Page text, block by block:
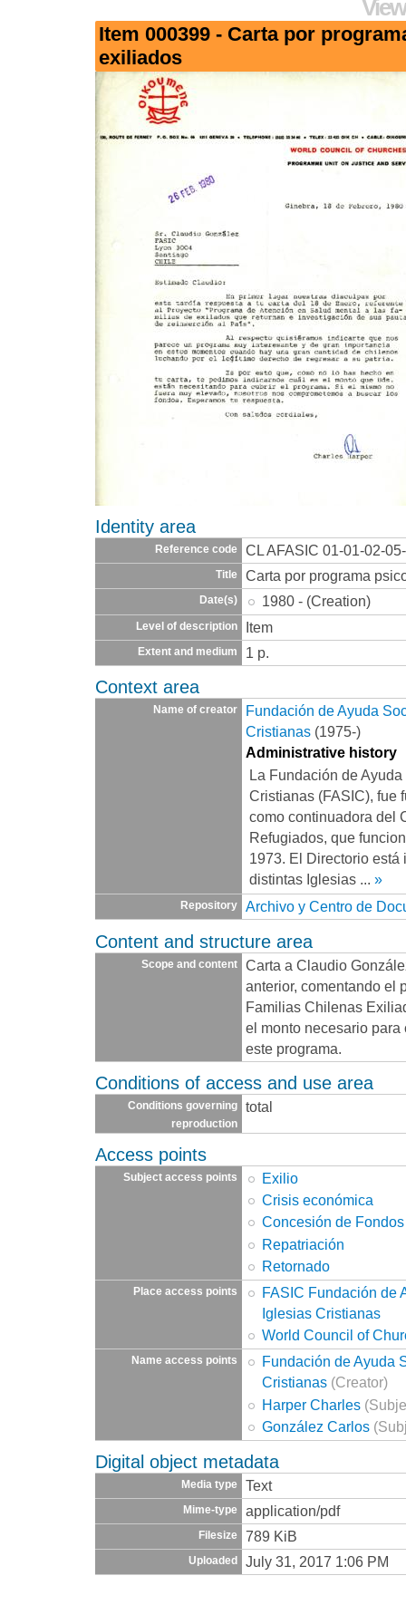
Item 000399 - Carta por
exiliados
Identity area
Reference code CL AFASIC 01-01-02-
Title Carta por programa
Date(s) 1980 - (Creation)
Level of description Item
Extent and medium 1 p.
Context area
Name of creator
Fundación de Ayuda
Cristianas (1975-)
Administrative history
La Fundación de
Cristianas (FASIC), fue
como continuadora del
Refugiados, que
1973. El Directorio está
distintas Iglesias ... »
Repository Archivo y Centro de
Content and structure area
Scope and content
Carta a Claudio
anterior, comentando el
Familias Chilenas
el monto necesario
este programa.
Conditions of access and use area
Conditions governing
reproduction
total
Access points
Subject access points
Exilio
Crisis económica
Concesión de Fondos
Repatriación
Retornado
Place access points
FASIC Fundación de
Iglesias Cristianas
World Council of
Name access points
Fundación de Ayuda
Cristianas (Creator)
Harper Charles
González Carlos
Digital object metadata
Media type Text
Mime-type application/pdf
Filesize 789 KiB
Uploaded July 31, 2017 1:06 PM